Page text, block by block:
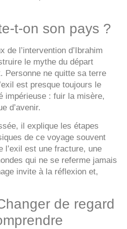
t-on son pays ?
de l’intervention d’Ibrahim
le mythe du départ
Personne ne quitte sa terre
est presque toujours le
impérieuse : fuir la misère,
d’avenir.
il explique les étapes
de ce voyage souvent
l’exil est une fracture, une
qui ne se referme jamais
invite à la réflexion et,
de regard